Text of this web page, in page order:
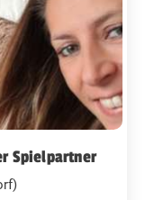
Spielpartner